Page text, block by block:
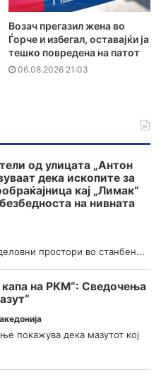
Возач прегазил жена во
Ѓорче и избегал, оставајќи ја
тешко повредена на патот
06.08.2026 21:03
од улицата „Антон
дека ископите за
кај „Лимак“
безбедноста на нивната
простори во станбен...
на РКМ“: Сведочења
покажува дека мазутот кој